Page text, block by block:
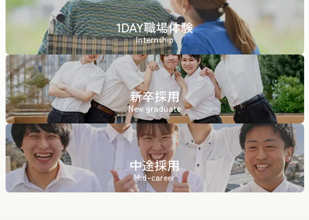
1DAY職場体験
Internship
新卒採用
New graduate
中途採用
Mid-career